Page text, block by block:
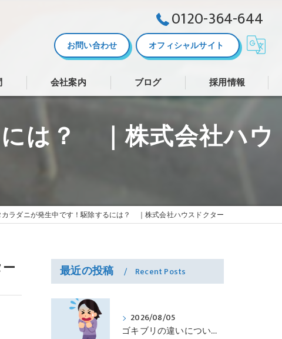
0120-364-644
お問い合わせ オフィシャルサイト
会社案内
株式会社ハウスドクター
ブログ 採用情報
は？ ｜株式会社ハウ
ラダニが発生中です！駆除するには？ ｜株式会社ハウスドクター
最近の投稿 Recent Posts
2026/08/05
ゴキブリの違いについて ｜株式会社ハウスドクター